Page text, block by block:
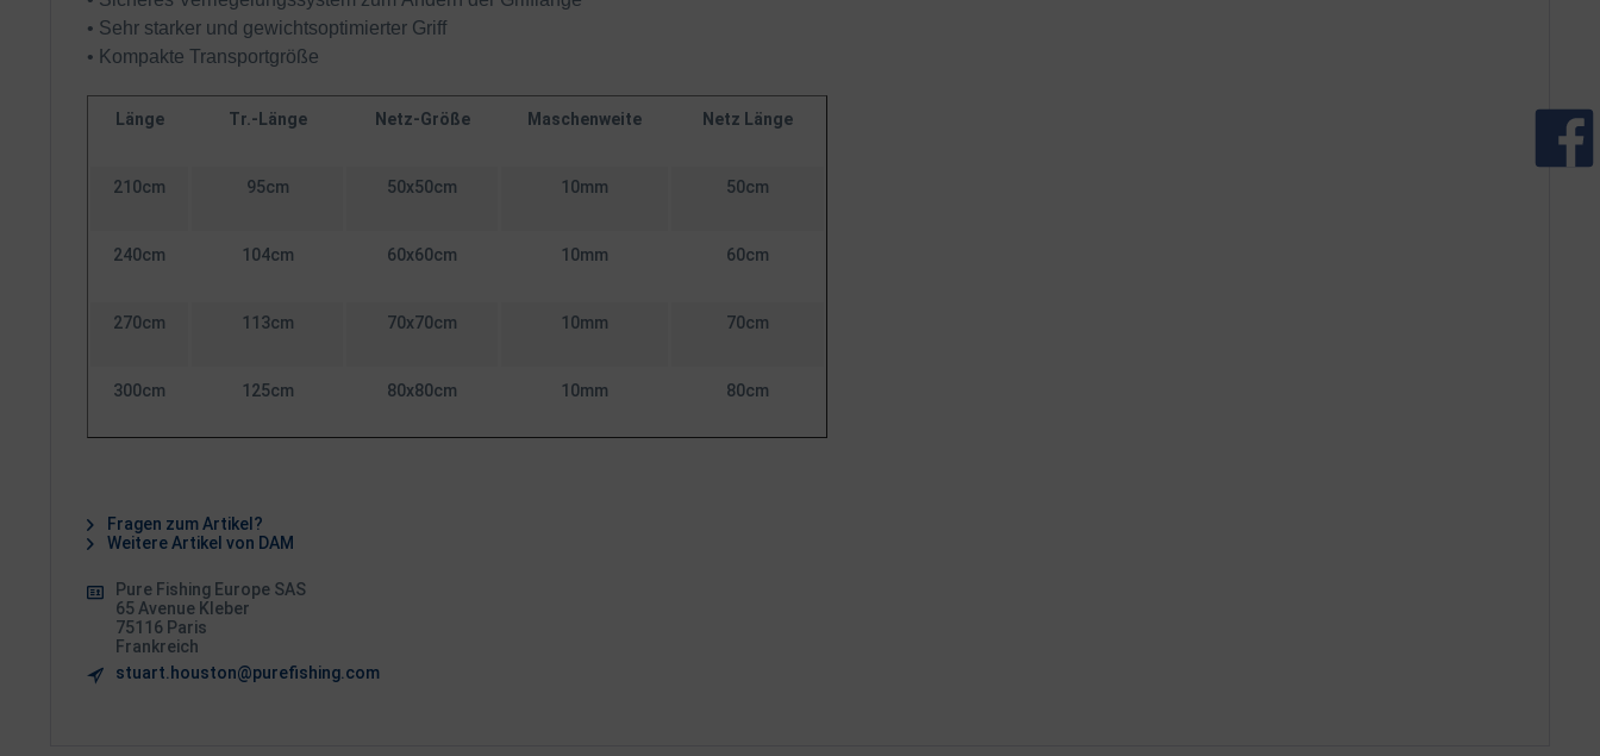
• Sehr starker und gewichtsoptimierter Griff
• Kompakte Transportgröße
Länge Tr.-Länge Netz-Größe Maschenweite Netz Länge
210cm 95cm 50x50cm 10mm 50cm
240cm 104cm 60x60cm 10mm 60cm
270cm 113cm 70x70cm 10mm 70cm
300cm 125cm 80x80cm 10mm 80cm
Fragen zum Artikel?
Weitere Artikel von DAM
Pure Fishing Europe SAS
65 Avenue Kleber
75116 Paris
Frankreich
stuart.houston@purefishing.com